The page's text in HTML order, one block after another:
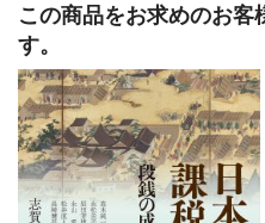
この商品をお求めのお
す。